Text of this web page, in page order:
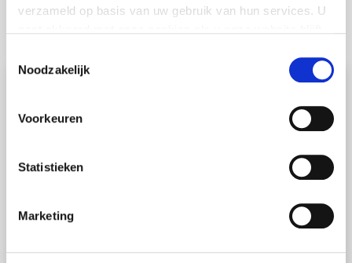
verzameld op basis van uw gebruik van hun services. U
Noodzakelijk
Voorkeuren
Statistieken
Marketing
Hoor je borrelende geluiden in je radiatoren